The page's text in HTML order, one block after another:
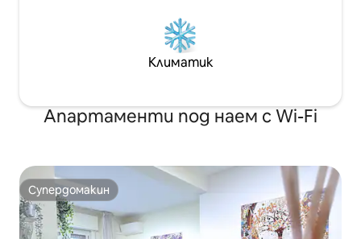
Климатик
Апартаменти под наем с Wi-Fi
Супердомакин
Супердомакин